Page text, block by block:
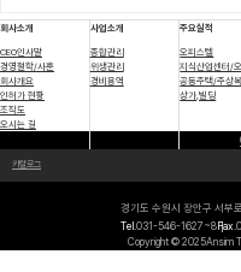
회사소개
CEO인사말
경영철학/사훈
회사개요
인허가 현황
조직도
오시는 길
사업소개
종합관리
위생관리
경비용역
주요실적
오피스텔
지식산업센터/
공동주택/주상
상가,빌딩
카탈로그
경기도 수원시 장안구 서부
Tel.031-546-1627~8Fax.
Copyright © 2025Ansim